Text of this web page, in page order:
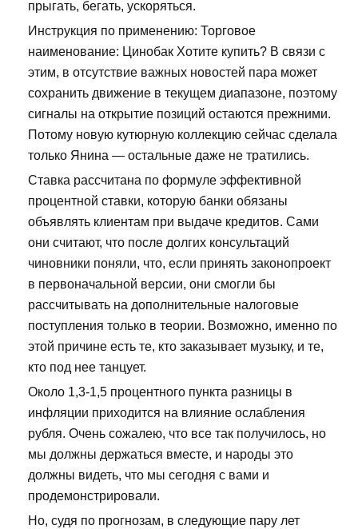
прыгать, бегать, ускоряться.
Инструкция по применению: Торговое
наименование: Цинобак Хотите купить? В связи с
этим, в отсутствие важных новостей пара может
сохранить движение в текущем диапазоне, поэтому
сигналы на открытие позиций остаются прежними.
Потому новую кутюрную коллекцию сейчас сделала
только Янина — остальные даже не тратились.
Ставка рассчитана по формуле эффективной
процентной ставки, которую банки обязаны
объявлять клиентам при выдаче кредитов. Сами
они считают, что после долгих консультаций
чиновники поняли, что, если принять законопроект
в первоначальной версии, они смогли бы
рассчитывать на дополнительные налоговые
поступления только в теории. Возможно, именно по
этой причине есть те, кто заказывает музыку, и те,
кто под нее танцует.
Около 1,3-1,5 процентного пункта разницы в
инфляции приходится на влияние ослабления
рубля. Очень сожалею, что все так получилось, но
мы должны держаться вместе, и народы это
должны видеть, что мы сегодня с вами и
продемонстрировали.
Но, судя по прогнозам, в следующие пару лет